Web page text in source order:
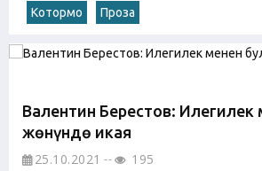
Котормо Проза
Валентин Берестов: Илегилек
жөнүндө икая
25.10.2021 195